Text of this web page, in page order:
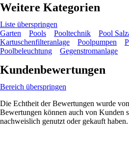
Weitere Kategorien
Liste überspringen
Garten
Pools Pooltechnik Pool
Kartuschenfilteranlage
Poolpumpen
Poolbeleuchtung
Gegenstromanlage
Kundenbewertungen
Bereich überspringen
Die Echtheit der Bewertungen wurde
Bewertungen können auch von Kunden
nachweislich genutzt oder gekauft haben.